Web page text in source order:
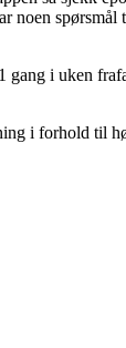
noen spørsmål
gang i uken
i forhold til